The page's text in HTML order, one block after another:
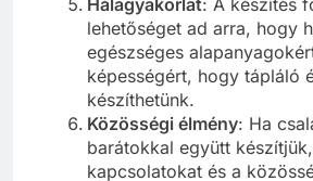
lehetőséget ad arra, hogy
egészséges
képességért, hogy tápláló
készíthetünk.
Közösségi élmény: Ha
barátokkal együtt
kapcsolatokat és a